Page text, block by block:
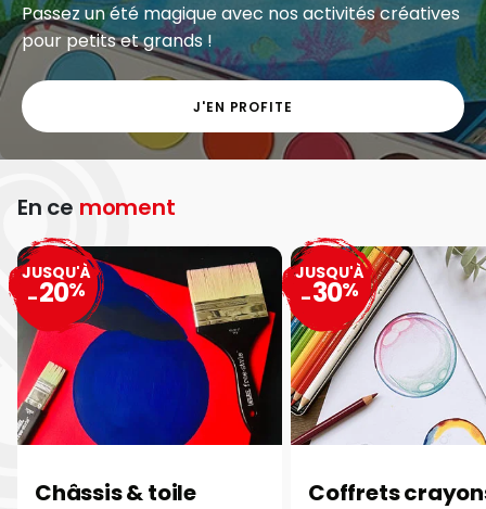
Passez un été magique avec nos activités créatives
pour petits et grands !
J'EN PROFITE
En ce moment
Châssis & toile
JUSQU'À
-20%
Coffrets
JUSQU'À
-30%